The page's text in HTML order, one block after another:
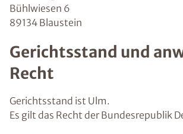
Bühlwiesen 6
89134 Blaustein
Gerichtsstand und
Recht
Gerichtsstand ist Ulm.
Es gilt das Recht der Bundesrepublik